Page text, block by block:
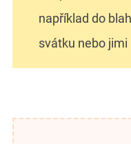
například do
svátku nebo